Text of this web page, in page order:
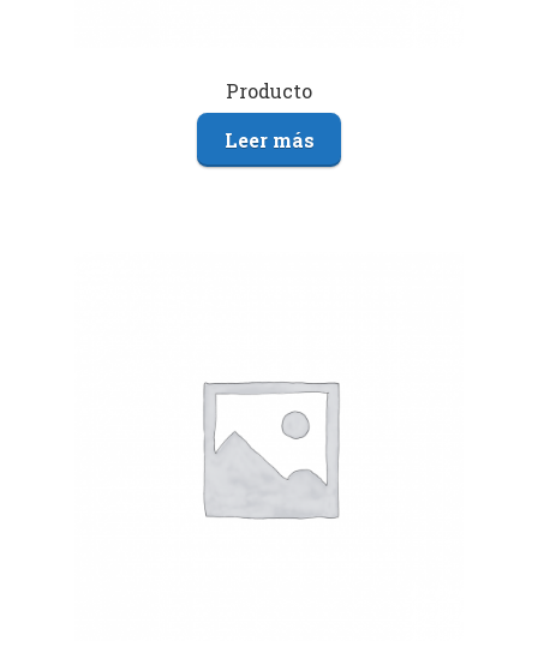
Producto
Leer más